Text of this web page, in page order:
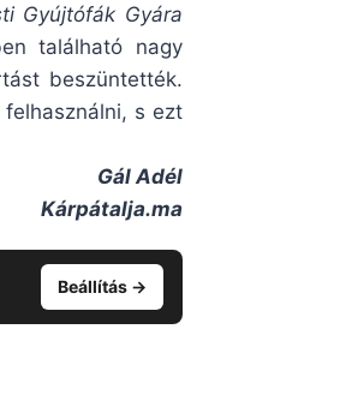
Gyújtófák Gyára
található nagy
beszüntették.
s ezt
Gál Adél
Kárpátalja.ma
Beállítás →